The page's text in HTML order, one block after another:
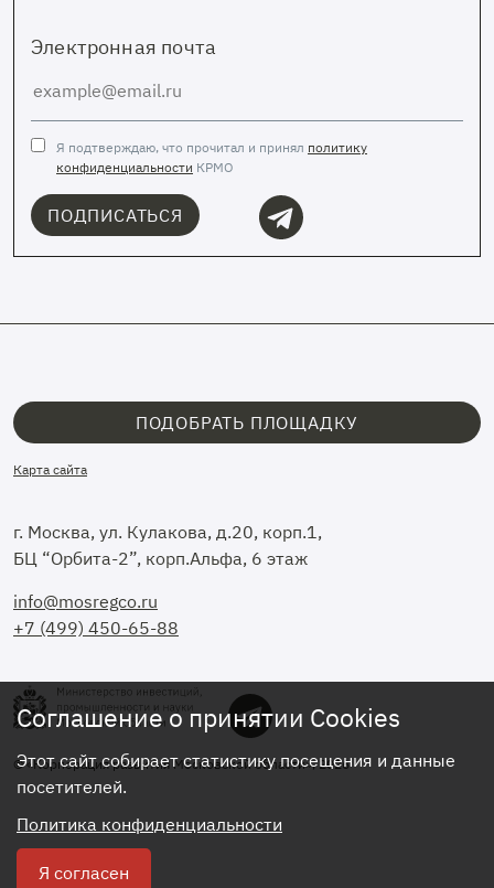
Электронная почта
Я подтверждаю, что прочитал и принял политику
конфиденциальности КРМО
ПОДПИСАТЬСЯ
info@mosregco.ru
+7 (499) 450-65-88
г. Москва, ул. Кулакова, д.20, корп.1,
БЦ “Орбита-2”, корп.Альфа, 6 этаж
ПОДОБРАТЬ ПЛОЩАДКУ
Карта сайта
© «Корпорация развития Московской области», 2026
Соглашение о принятии Cookies
Этот сайт собирает статистику посещения и данные
посетителей.
Политика конфиденциальности
Я согласен